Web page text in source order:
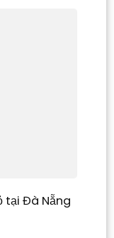
tại Đà Nẵng